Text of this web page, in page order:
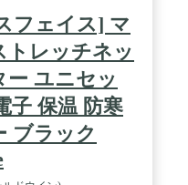
フェイス] マ
トレッチネッ
ー ユニセッ
子 保温 防寒
ブラック